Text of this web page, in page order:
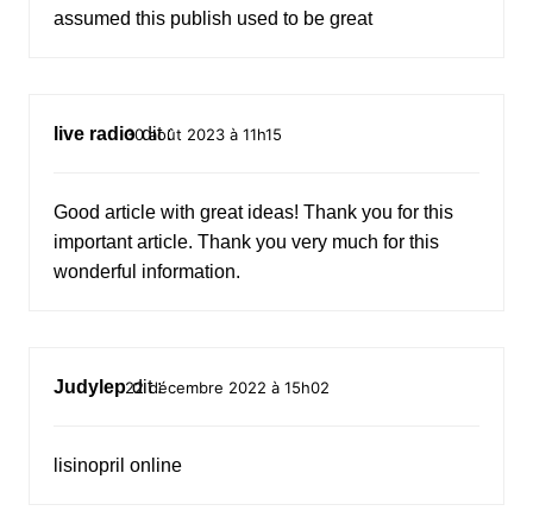
assumed this publish used to be great
live radio dit :
30 août 2023 à 11h15
Good article with great ideas! Thank you for this
important article. Thank you very much for this
wonderful information.
Judylep dit :
22 décembre 2022 à 15h02
lisinopril online